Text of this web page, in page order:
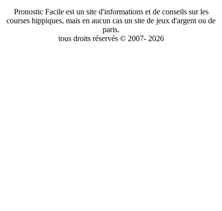
Pronostic Facile est un site d'informations et de conseils sur les
courses hippiques, mais en aucun cas un site de jeux d'argent ou de
paris.
tous droits réservés © 2007- 2026